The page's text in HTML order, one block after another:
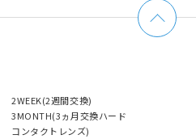
2WEEK(2週間交換)
3MONTH(3ヵ月交換ハード
コンタクトレンズ)